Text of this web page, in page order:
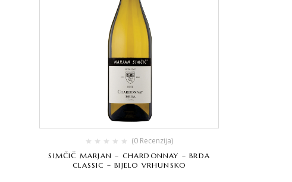
(0 Recenzija)
SIMČIČ MARJAN – CHARDONNAY – BRDA
CLASSIC – BIJELO VRHUNSKO